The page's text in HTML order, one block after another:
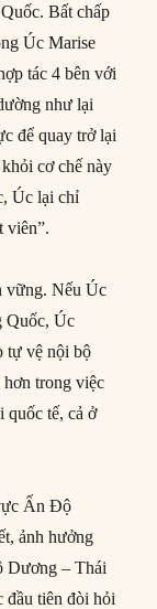
Bất chấp
Úc Marise
tác 4 bên với
như lại
để quay trở lại
cơ chế này
Úc lại chỉ
viên”.
vững. Nếu Úc
Quốc, Úc
tự vệ nội bộ
hơn trong việc
quốc tế, cả ở
Ấn Độ
ảnh hưởng
Dương – Thái
tiên đòi hỏi